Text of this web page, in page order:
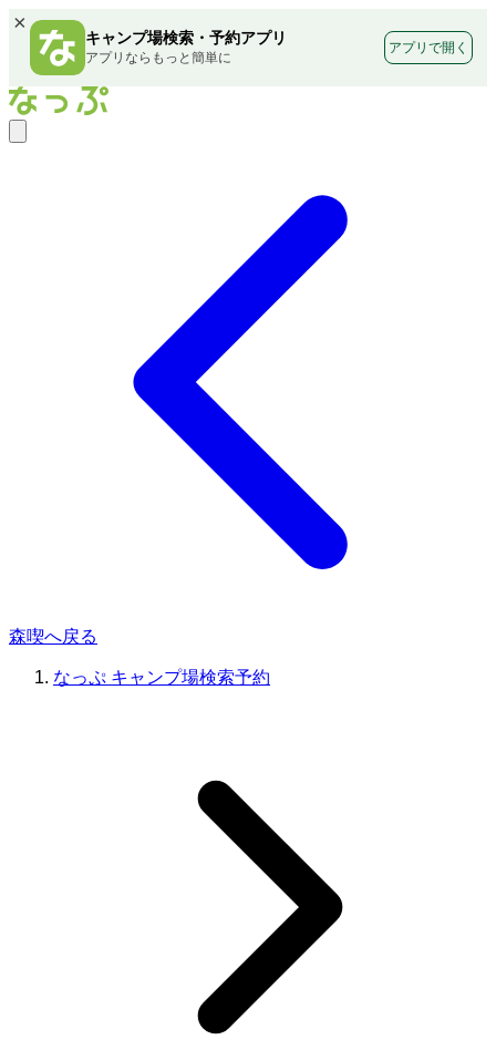
×
キャンプ場検索・予約アプリ
アプリならもっと簡単に
アプリで開く
森喫へ戻る
なっぷ キャンプ場検索予約